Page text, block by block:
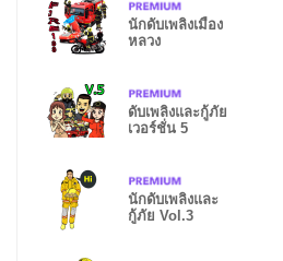
นักดับเพลิงเมือง
หลวง
ดับเพลิงและกู้ภัย
เวอร์ชั่น 5
นักดับเพลิงและ
กู้ภัย Vol.3